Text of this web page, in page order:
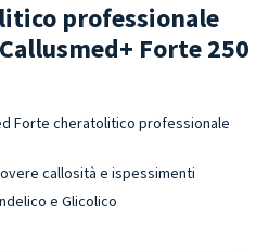
professionale
Forte 250
Forte cheratolitico professionale
callosità e ispessimenti
e Glicolico